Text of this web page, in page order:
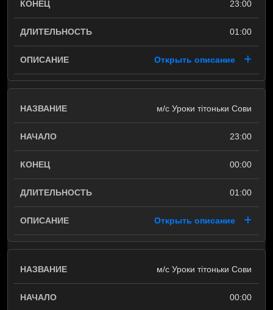
23:00
01:00
Открыть описание
м/с Уроки тітоньки Сови
23:00
00:00
01:00
Открыть описание
м/с Уроки тітоньки Сови
00:00